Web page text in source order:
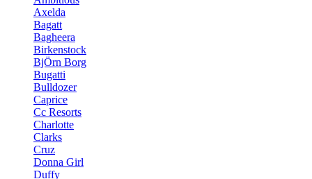
Axelda
Bagatt
Bagheera
Birkenstock
BjÖrn Borg
Bugatti
Bulldozer
Caprice
Cc Resorts
Charlotte
Clarks
Cruz
Donna Girl
Duffy